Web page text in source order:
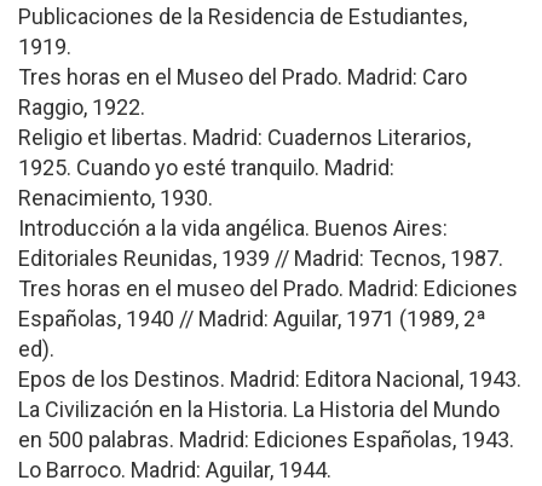
Publicaciones de la Residencia de Estudiantes,
1919.
Tres horas en el Museo del Prado. Madrid: Caro
Raggio, 1922.
Religio et libertas. Madrid: Cuadernos Literarios,
1925. Cuando yo esté tranquilo. Madrid:
Renacimiento, 1930.
Introducción a la vida angélica. Buenos Aires:
Editoriales Reunidas, 1939 // Madrid: Tecnos, 1987.
Tres horas en el museo del Prado. Madrid: Ediciones
Españolas, 1940 // Madrid: Aguilar, 1971 (1989, 2ª
ed).
Epos de los Destinos. Madrid: Editora Nacional, 1943.
La Civilización en la Historia. La Historia del Mundo
en 500 palabras. Madrid: Ediciones Españolas, 1943.
Lo Barroco. Madrid: Aguilar, 1944.